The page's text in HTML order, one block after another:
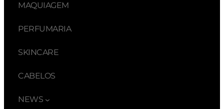
MAQUIAGEM
PERFUMARIA
SKINCARE
CABELOS
NEWS